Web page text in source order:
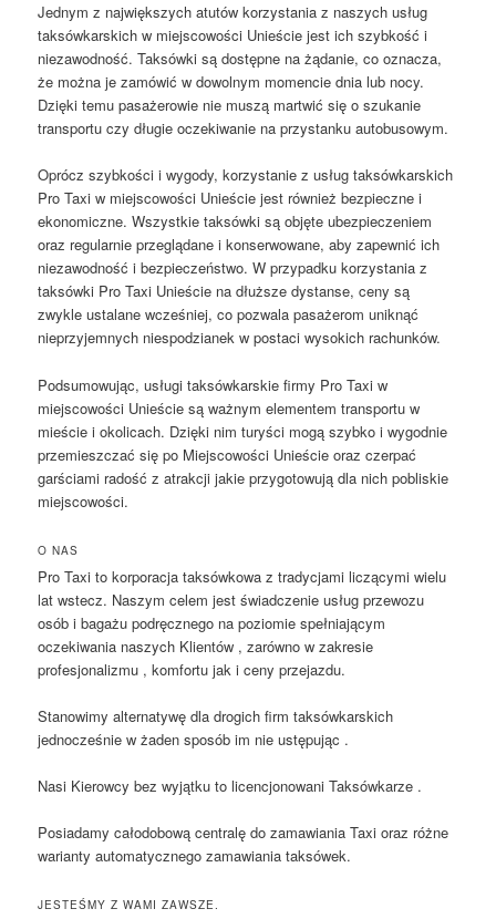
Jednym z największych atutów korzystania z naszych usług
taksówkarskich w miejscowości Unieście jest ich szybkość i
niezawodność. Taksówki są dostępne na żądanie, co oznacza,
że ​​można je zamówić w dowolnym momencie dnia lub nocy.
Dzięki temu pasażerowie nie muszą martwić się o szukanie
transportu czy długie oczekiwanie na przystanku autobusowym.
Oprócz szybkości i wygody, korzystanie z usług taksówkarskich
Pro Taxi w miejscowości Unieście jest również bezpieczne i
ekonomiczne. Wszystkie taksówki są objęte ubezpieczeniem
oraz regularnie przeglądane i konserwowane, aby zapewnić ich
niezawodność i bezpieczeństwo. W przypadku korzystania z
taksówki Pro Taxi Unieście na dłuższe dystanse, ceny są
zwykle ustalane wcześniej, co pozwala pasażerom uniknąć
nieprzyjemnych niespodzianek w postaci wysokich rachunków.
Podsumowując, usługi taksówkarskie firmy Pro Taxi w
miejscowości Unieście są ważnym elementem transportu w
mieście i okolicach. Dzięki nim turyści mogą szybko i wygodnie
przemieszczać się po Miejscowości Unieście oraz czerpać
garściami radość z atrakcji jakie przygotowują dla nich pobliskie
miejscowości.
O NAS
Pro Taxi to korporacja taksówkowa z tradycjami liczącymi wielu
lat wstecz. Naszym celem jest świadczenie usług przewozu
osób i bagażu podręcznego na poziomie spełniającym
oczekiwania naszych Klientów , zarówno w zakresie
profesjonalizmu , komfortu jak i ceny przejazdu.
Stanowimy alternatywę dla drogich firm taksówkarskich
jednocześnie w żaden sposób im nie ustępując .
Nasi Kierowcy bez wyjątku to licencjonowani Taksówkarze .
Posiadamy całodobową centralę do zamawiania Taxi oraz różne
warianty automatycznego zamawiania taksówek.
JESTEŚMY Z WAMI ZAWSZE.